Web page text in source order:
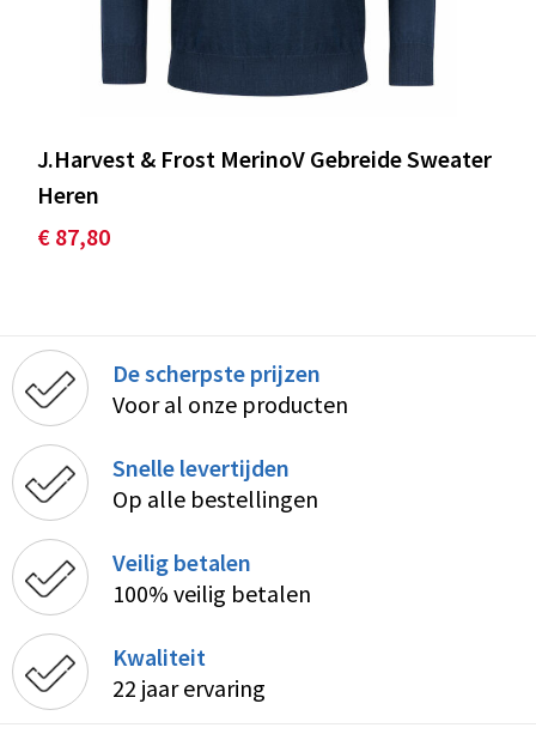
J.Harvest & Frost MerinoV Gebreide Sweater
Heren
€ 87,80
De scherpste prijzen
Voor al onze producten
Snelle levertijden
Op alle bestellingen
Veilig betalen
100% veilig betalen
Kwaliteit
22 jaar ervaring